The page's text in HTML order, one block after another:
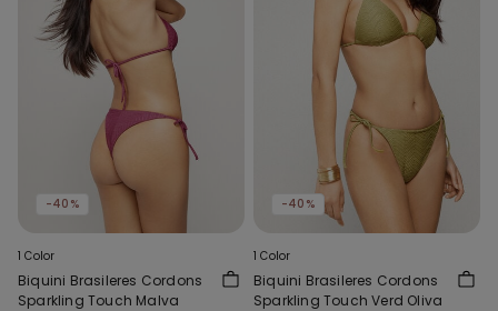
-40%
1 Color
Biquini Brasileres Cordons
Sparkling Touch Malva
-40%
1 Color
Biquini Brasileres Cordons
Sparkling Touch Verd Oliva